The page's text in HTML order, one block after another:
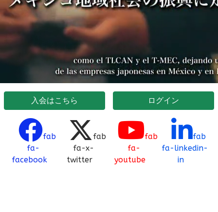
入会はこちら ログイン
fab
fa-
facebook
fab
fa-x-
twitter
fab
fa-
youtube
fab
fa-linkedin-
in